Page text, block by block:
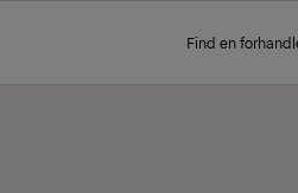
Find en